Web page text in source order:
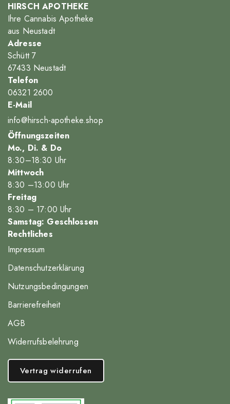
HIRSCH APOTHEKE
Ihre Cannabis Apotheke
aus Neustadt
Adresse
Schütt 7
67433 Neustadt
Telefon
06321 2600
E-Mail
info@hirsch-apotheke.shop
Öffnungszeiten
Mo., Di. & Do
8:30–18:30 Uhr
Mittwoch
8:30 –13:00 Uhr
Freitag
8:30 – 17:00 Uhr
Samstag: Geschlossen
Rechtliches
Impressum
Datenschutzerklärung
Nutzungsbedingungen
Barrierefreiheit
AGB
Widerrufsbelehrung
Vertrag widerrufen